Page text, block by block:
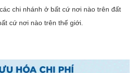
chi nhánh ở bất cứ nơi nào trên đất
cứ nơi nào trên thế giới.